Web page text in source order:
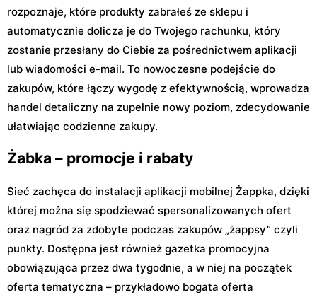
rozpoznaje, które produkty zabrałeś ze sklepu i
automatycznie dolicza je do Twojego rachunku, który
zostanie przesłany do Ciebie za pośrednictwem aplikacji
lub wiadomości e-mail. To nowoczesne podejście do
zakupów, które łączy wygodę z efektywnością, wprowadza
handel detaliczny na zupełnie nowy poziom, zdecydowanie
ułatwiając codzienne zakupy.
Żabka – promocje i rabaty
Sieć zachęca do instalacji aplikacji mobilnej Żappka, dzięki
której można się spodziewać spersonalizowanych ofert
oraz nagród za zdobyte podczas zakupów „żappsy” czyli
punkty. Dostępna jest również gazetka promocyjna
obowiązująca przez dwa tygodnie, a w niej na początek
oferta tematyczna – przykładowo bogata oferta